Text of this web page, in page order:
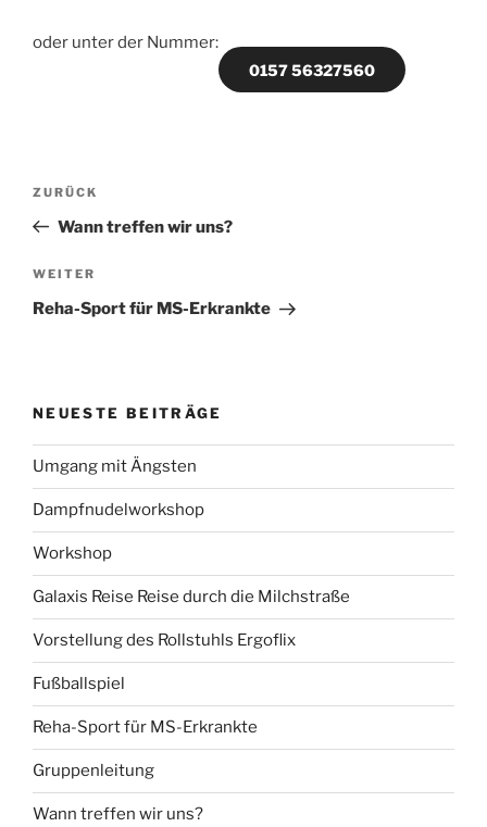
oder unter der Nummer:
0157 56327560
Beitragsnavigation
Vorheriger
Beitrag
ZURÜCK
Wann treffen wir uns?
Nächster
Beitrag
WEITER
Reha-Sport für MS-Erkrankte
NEUESTE BEITRÄGE
Umgang mit Ängsten
Dampfnudelworkshop
Workshop
Galaxis Reise Reise durch die Milchstraße
Vorstellung des Rollstuhls Ergoflix
Fußballspiel
Reha-Sport für MS-Erkrankte
Gruppenleitung
Wann treffen wir uns?